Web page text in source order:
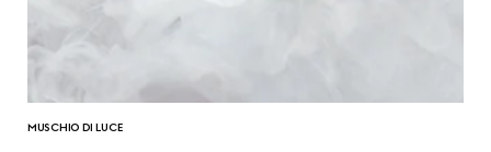
MUSCHIO DI LUCE